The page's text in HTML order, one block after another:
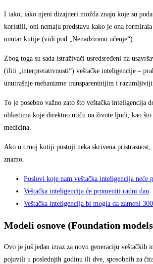
I tako, iako njeni dizajneri možda znaju koje su
koristili, oni nemaju predstavu kako je ona
unutar kutije (vidi pod „Nenadzirano učenje“).
Zbog toga su sada istraživači usredsređeni na
(iliti „interpretativnosti“) veštačke inteligencije –
unutrašnje mehanizme transparentnijim i
To je posebno važno zato što veštačka inteligencija
oblastima koje direktno utiču na živote ljudi, kao što
medicina.
Ako u crnoj kutiji postoji neka skrivena
znamo.
Poslovi koje nam veštačka inteligencija neće
Veštačka inteligencija će promeniti radni dan
Veštačka inteligencija bi mogla da zameni
Modeli osnove (Foundation
Ovo je još jedan izraz za novu generaciju veštačkih
pojavili u poslednjih godinu ili dve, sposobnih za